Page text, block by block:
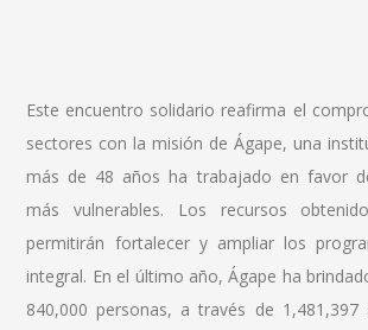
Este encuentro solidario reafirma el
sectores con la misión de Ágape, una
más de 48 años ha trabajado en favor
más vulnerables. Los recursos
permitirán fortalecer y ampliar los
integral. En el último año, Ágape ha
840,000 personas, a través de 1,481,397